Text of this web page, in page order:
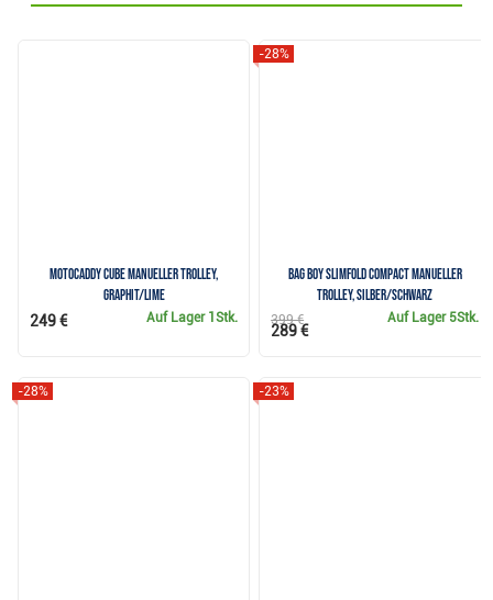
Motocaddy CUBE manueller Trolley,
Graphit/Lime
Auf Lager 1Stk.
249 €
Bag Boy Slimfold Compact manueller
Trolley, silber/schwarz
-28%
Auf Lager 5Stk.
399 €
289 €
-28% -23%